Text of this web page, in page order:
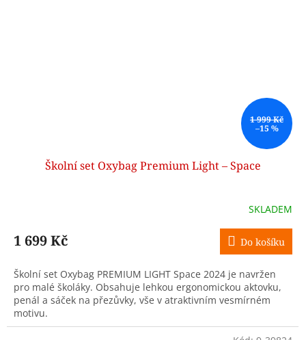
1 999 Kč
–15 %
Školní set Oxybag Premium Light – Space
SKLADEM
1 699 Kč Do košíku
Školní set Oxybag PREMIUM LIGHT Space 2024 je navržen
pro malé školáky. Obsahuje lehkou ergonomickou aktovku,
penál a sáček na přezůvky, vše v atraktivním vesmírném
motivu.